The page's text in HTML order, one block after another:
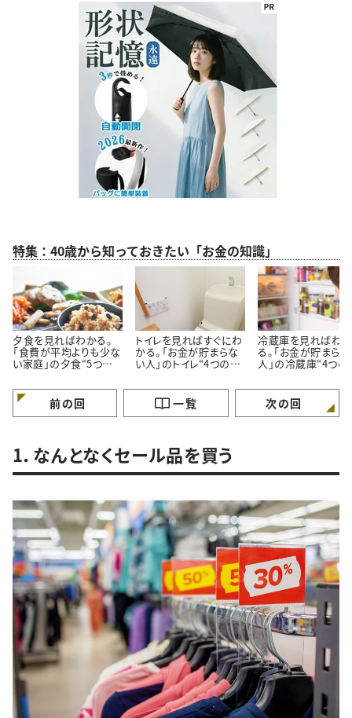
特集：40歳から知っておきたい「お金の知識」
夕食を見ればわかる。
「食費が平均よりも少な
い家庭」の夕食“5つの
トイレを見ればすぐにわ
かる。「お金が貯まらな
い人」のトイレ“4つの特
冷蔵庫を見ればわか
る。「お金が貯まら
人」の冷蔵庫“4つの
前の回 一覧 次の回
1．なんとなくセール品を買う